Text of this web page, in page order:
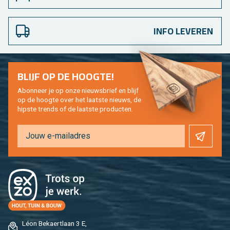
INFO LEVEREN
Léon Be­kaert­laan 3 E,
BLIJF OP DE HOOG­TE!
Abon­neer je op onze nieuws­brief en blijf
op de hoog­te over het laat­ste nieuws, de
hip­s­te trends of de laat­ste pro­duc­ten.